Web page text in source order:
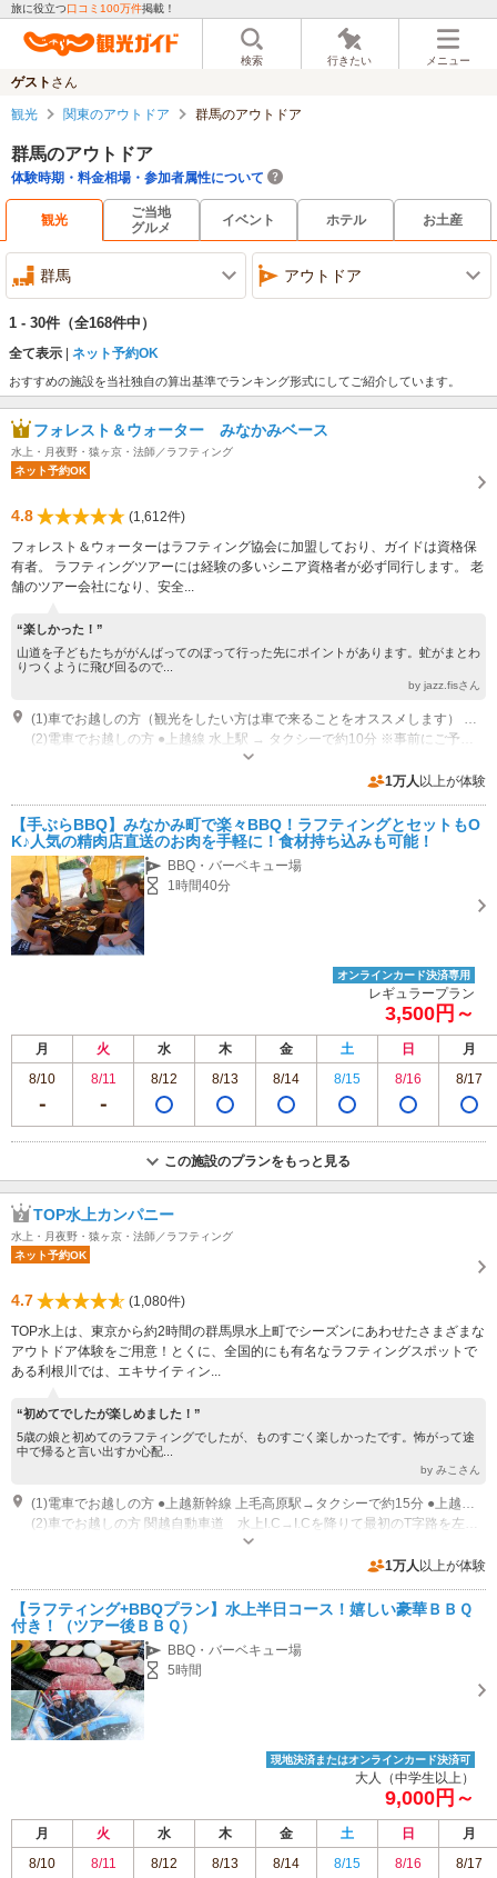
旅に役立つ口コミ100万件掲載！
検索 行きたい メニュー
ゲスト さん
観光 関東のアウトドア 群馬のアウトドア
群馬のアウトドア
体験時期・料金相場・参加者属性について
観光
ご当地
グルメ
イベント ホテル お土産
群馬 アウトドア
1 - 30件 （全168件中）
全て表示 ネット予約OK
おすすめの施設を当社独自の算出基準でランキング形式にしてご紹介しています。
フォレスト＆ウォーター みなかみベース
水上・月夜野・猿ヶ京・法師／ラフティング
ネット予約OK
4.8
(1,612件)
フォレスト＆ウォーターはラフティング協会に加盟しており、ガイドは資格保
有者。 ラフティングツアーには経験の多いシニア資格者が必ず同行します。 老
舗のツアー会社になり、安全...
“楽しかった！”
山道を子どもたちががんばってのぼって行った先にポイントがあります。虻がまとわ
りつくように飛び回るので...
by jazz.fisさん
受付時間：8:00～20:00 定休日：不定休
1万人 以上が体験
【手ぶらBBQ】みなかみ町で楽々BBQ！ラフティングとセットもO
K♪人気の精肉店直送のお肉を手軽に！食材持ち込みも可能！
BBQ・バーベキュー場
1時間40分
オンラインカード決済専用
レギュラープラン
3,500円～
月 火 水 木 金 土 日
月
8/10
8/11 8/12 8/13 8/14 8/15 8/16 8/17
この施設のプランをもっと見る
TOP水上カンパニー
水上・月夜野・猿ヶ京・法師／ラフティング
ネット予約OK
4.7
(1,080件)
TOP水上は、東京から約2時間の群馬県水上町でシーズンにあわせたさまざまな
アウトドア体験をご用意！とくに、全国的にも有名なラフティングスポットで
ある利根川では、エキサイティン...
“初めてでしたが楽しめました！”
5歳の娘と初めてのラフティングでしたが、ものすごく楽しかったです。怖がって途
中で帰ると言い出すか心配...
by みこさん
営業：8:00～19:00 休業：11月中旬～翌4月上旬、営業期間中は無休
1万人 以上が体験
【ラフティング+BBQプラン】水上半日コース！嬉しい豪華ＢＢＱ
付き！（ツアー後ＢＢＱ）
BBQ・バーベキュー場
5時間
現地決済またはオンラインカード決済可
大人（中学生以上）
9,000円～
月 火 水 木 金 土 日
月
8/10
8/11 8/12 8/13 8/14 8/15 8/16 8/17